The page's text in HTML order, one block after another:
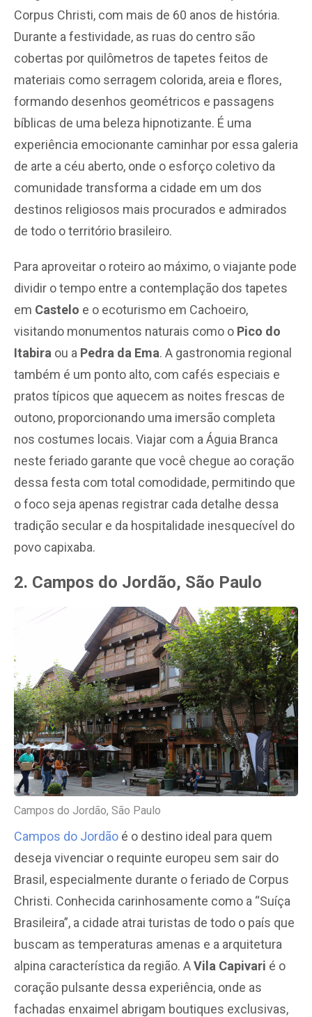
Corpus Christi, com mais de 60 anos de história.
Durante a festividade, as ruas do centro são
cobertas por quilômetros de tapetes feitos de
materiais como serragem colorida, areia e flores,
formando desenhos geométricos e passagens
bíblicas de uma beleza hipnotizante. É uma
experiência emocionante caminhar por essa galeria
de arte a céu aberto, onde o esforço coletivo da
comunidade transforma a cidade em um dos
destinos religiosos mais procurados e admirados
de todo o território brasileiro.
Para aproveitar o roteiro ao máximo, o viajante pode
dividir o tempo entre a contemplação dos tapetes
em Castelo e o ecoturismo em Cachoeiro,
visitando monumentos naturais como o Pico do
Itabira ou a Pedra da Ema. A gastronomia regional
também é um ponto alto, com cafés especiais e
pratos típicos que aquecem as noites frescas de
outono, proporcionando uma imersão completa
nos costumes locais. Viajar com a Águia Branca
neste feriado garante que você chegue ao coração
dessa festa com total comodidade, permitindo que
o foco seja apenas registrar cada detalhe dessa
tradição secular e da hospitalidade inesquecível do
povo capixaba.
2. Campos do Jordão, São Paulo
Campos do Jordão, São Paulo
Campos do Jordão é o destino ideal para quem
deseja vivenciar o requinte europeu sem sair do
Brasil, especialmente durante o feriado de Corpus
Christi. Conhecida carinhosamente como a “Suíça
Brasileira”, a cidade atrai turistas de todo o país que
buscam as temperaturas amenas e a arquitetura
alpina característica da região. AVila Capivari é o
coração pulsante dessa experiência, onde as
fachadas enxaimel abrigam boutiques exclusivas,